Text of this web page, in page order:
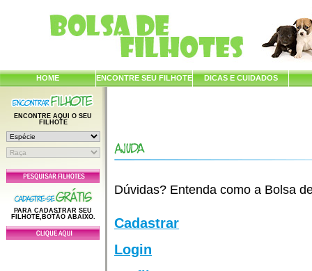
HOME ENCONTRE SEU FILHOTE DICAS E CUIDADOS
ENCONTRE AQUI O SEU
FILHOTE
PARA CADASTRAR SEU
FILHOTE,BOTÃO ABAIXO.
Dúvidas? Entenda como a Bolsa
Cadastrar
Login